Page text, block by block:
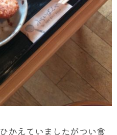
かえていましたがつい食